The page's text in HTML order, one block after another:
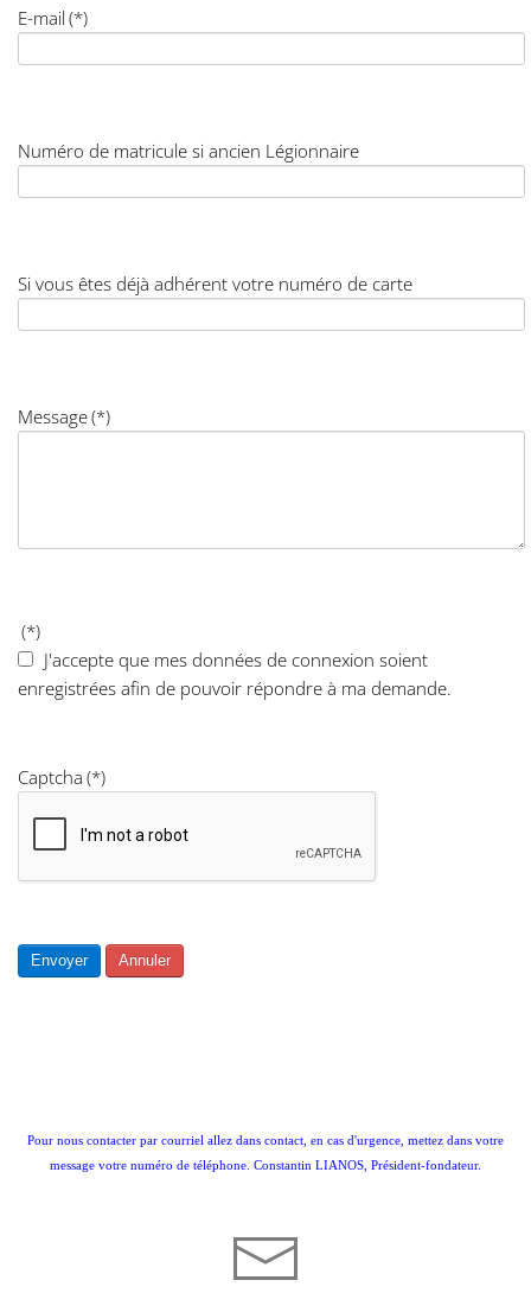
E-mail (*)
Numéro de matricule si ancien Légionnaire
Si vous êtes déjà adhérent votre numéro de carte
Message(*)
(*)
enregistrées afin de pouvoir répondre à ma demande.
Captcha (*)
Envoyer Annuler
Pour nous contacter par courriel allez dans contact, en cas d'urgence, mettez dans votre
message votre numéro de téléphone. Constantin LIANOS, Président-fondateur.